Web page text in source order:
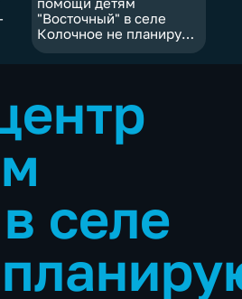
помощи детям
"Восточный" в селе
Колочное не планируют
переносить
селе